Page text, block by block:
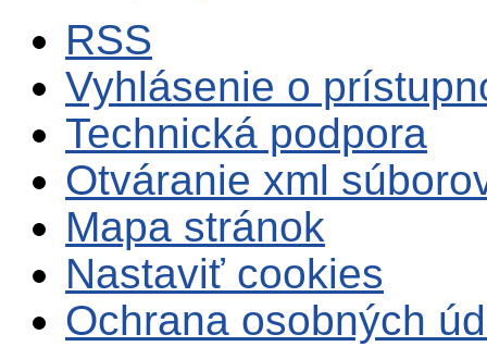
RSS
Vyhlásenie o
Technická podpora
Otváranie xml
Mapa stránok
Nastaviť cookies
Ochrana osobných